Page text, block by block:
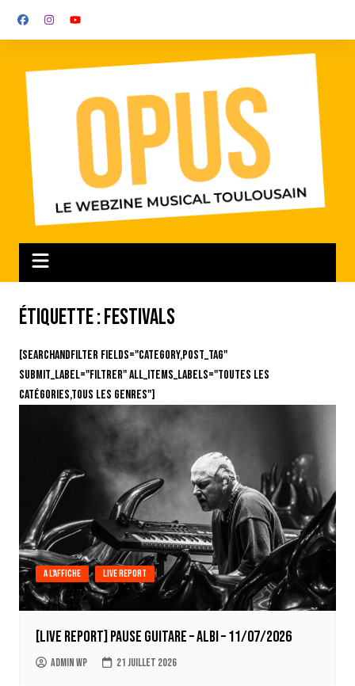
Étiquette :Festivals
[searchandfilter fields="category,post_tag"
submit_label="Filtrer" all_items_labels="Toutes les
catégories,Tous les genres"]
A l'affiche Live report
[LIVE REPORT] Pause Guitare – Albi – 11/07/2026
Admin WP 21 juillet 2026